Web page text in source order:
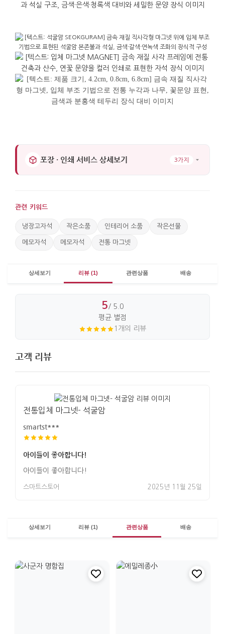
휴대하기 편한 크기로 여러 사람에게 나누어 주기에
부담이 적습니다. 비즈니스 답례품, 교환 프로그램의
웰컴 기프트, 컨퍼런스 기념품으로 준비하기에 좋으며,
2020년 서울시 관광기념품 수상 이력으로 그 가치를
더하고 있습니다.
포장 · 인쇄 서비스 상세보기 3가지
관련 키워드
냉장고자석 작은소품 인테리어 소품 작은선물
메모자석 메모자석 전통 마그넷
상세보기 리뷰 (1) 관련상품 배송
5/ 5.0
평균 별점
1개의 리뷰
고객 리뷰
전통입체 마그넷- 석굴암
smartst***
아이들이 좋아합니다!
아이들이 좋아합니다!
스마트스토어 2025년 11월 25일
상세보기 리뷰 (1) 관련상품 배송